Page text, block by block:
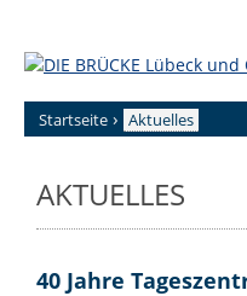
springen
Startseite › Aktuelles
AKTUELLES
40 Jahre